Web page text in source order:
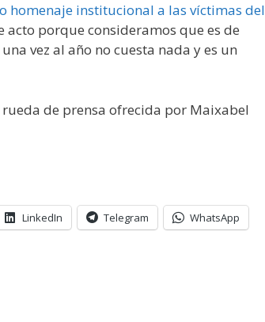
homenaje institucional a las víctimas del
porque consideramos que es de
vez al año no cuesta nada y es un
de prensa ofrecida por Maixabel
LinkedIn Telegram WhatsApp